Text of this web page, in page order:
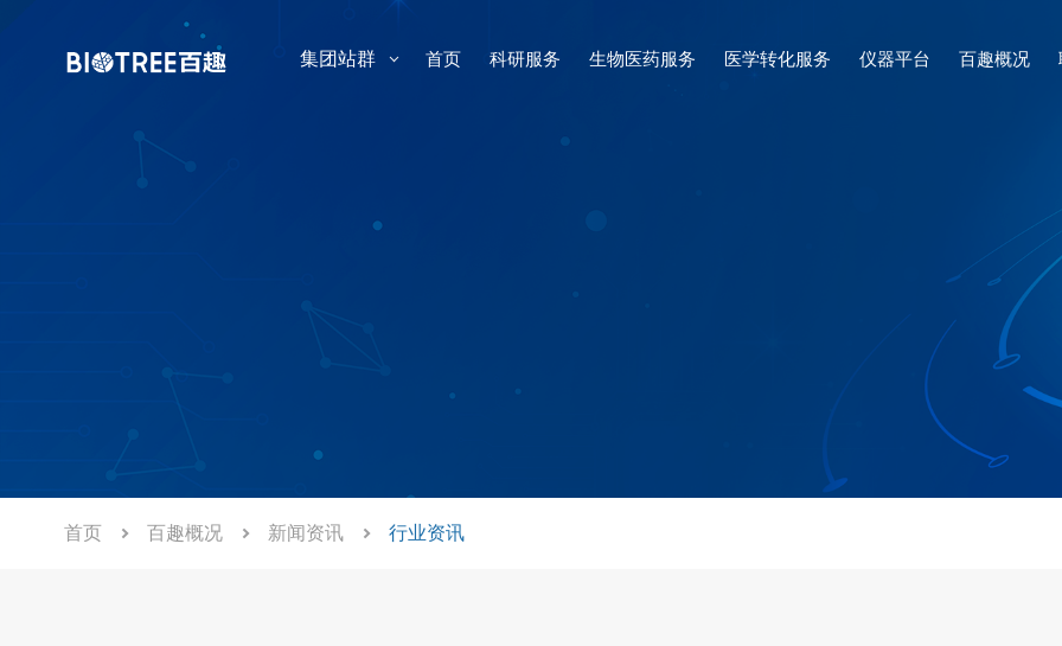
集团站群 首页 科研服务 生物医药服务 医学转化服务 仪器平台 百趣概况
首页 百趣概况 新闻资讯 行业资讯